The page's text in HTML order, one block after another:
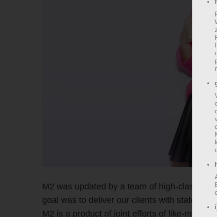
M2 was updated by a team of high-class
goal was to deliver our clients with state-of-
M2 is a product of joint efforts of like-